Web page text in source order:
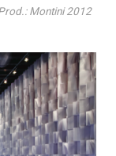
Montini 2012